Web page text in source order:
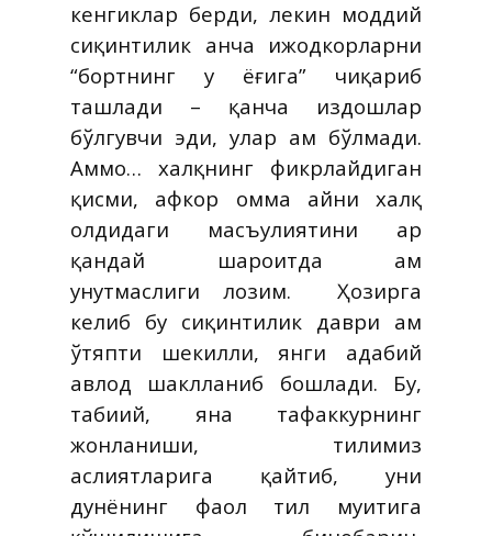
кенгиклар берди, лекин моддий
сиқинтилик анча ижодкорларни
“бортнинг у ёғига” чиқариб
ташлади – қанча издошлар
бўлгувчи эди, улар ҳам бўлмади.
Аммо… халқнинг фикрлайдиган
қисми, афкор омма айни халқ
олдидаги масъулиятини ҳар
қандай шароитда ҳам
унутмаслиги лозим.
Ҳозирга
келиб бу сиқинтилик даври ҳам
ўтяпти шекилли, янги адабий
авлод шаклланиб бошлади. Бу,
табиий, яна тафаккурнинг
жонланиши, тилимиз
аслиятларига қайтиб, уни
дунёнинг фаол тил муҳитига